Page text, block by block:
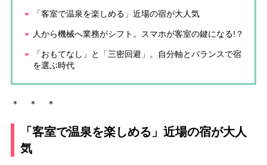
「客室で温泉を楽しめる」近場の宿が大人気
人から機械へ業務がシフト。スマホが客室の鍵になる!？
「おもてなし」と「三密回避」。自分軸とバランスで宿
を選ぶ時代
＊ ＊ ＊
「客室で温泉を楽しめる」近場の宿が大人
気